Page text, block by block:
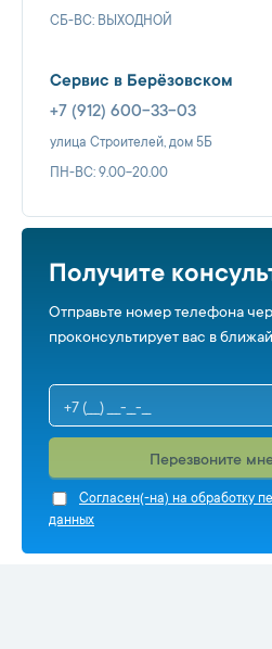
СБ-ВС: ВЫХОДНОЙ
Сервис в Берёзовском
+7 (912) 600-33-03
улица Строителей, дом 5Б
ПН-ВС: 9.00-20.00
Получите
Отправьте номер телефона
проконсультирует вас в
Перезвоните
Cогласен(-на) на обработку
данных